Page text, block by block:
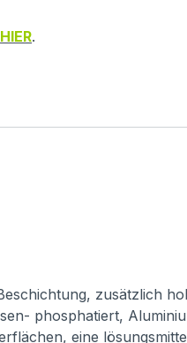
HIER.
zusätzlich
phosphatiert,
eine